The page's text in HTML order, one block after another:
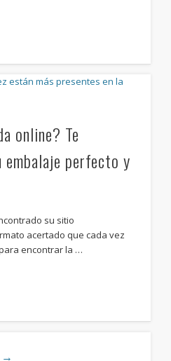
online? Te
perfecto y
su sitio
acertado que cada vez
encontrar la …
→